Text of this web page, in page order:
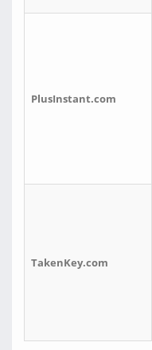
PlusInstant.com
TakenKey.com